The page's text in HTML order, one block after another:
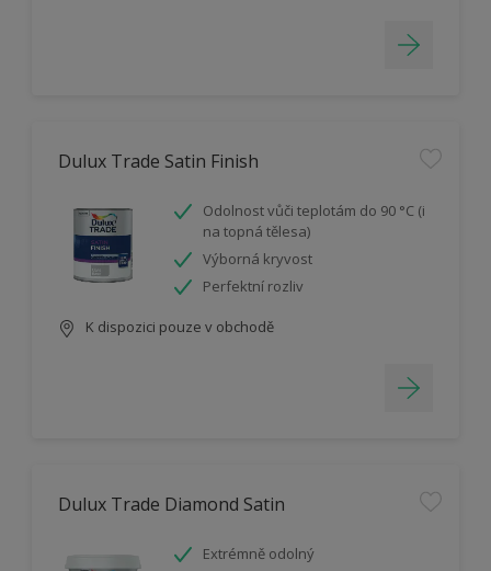
Dulux Trade Satin Finish
Odolnost vůči teplotám do 90 °C (i
na topná tělesa)
Výborná kryvost
Perfektní rozliv
K dispozici pouze v obchodě
Dulux Trade Diamond Satin
Extrémně odolný